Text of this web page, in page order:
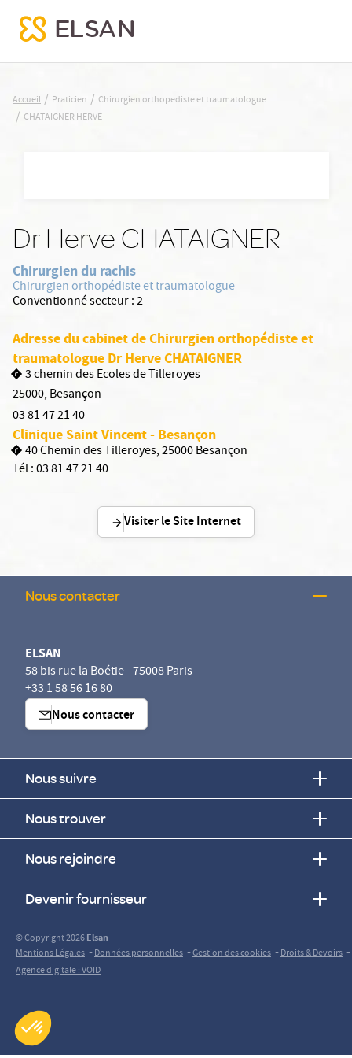
Nx:Aller
CHATAIGNER HERVE
Accueil / Praticien / Chirurgien orthopediste et traumatologue
/ CHATAIGNER HERVE
Dr Herve CHATAIGNER
Chirurgien du rachis
Chirurgien orthopédiste et traumatologue
Conventionné secteur :2
Adresse du cabinet de Chirurgien orthopédiste et
traumatologue Dr Herve CHATAIGNER
3 chemin des Ecoles de Tilleroyes
25000, Besançon
03 81 47 21 40
Clinique Saint Vincent - Besançon
40 Chemin des Tilleroyes, 25000 Besançon
Tél :03 81 47 21 40
Visiter le Site Internet
Nous contacter
ELSAN
58 bis rue la Boétie - 75008 Paris
+33 1 58 56 16 80
Nous contacter
Nous suivre
Nous trouver
Nous rejoindre
Devenir fournisseur
© Copyright 2026Elsan
Mentions Légales -Données personnelles -Gestion des cookies -Droits & Devoirs -
Agence digitale : VOID